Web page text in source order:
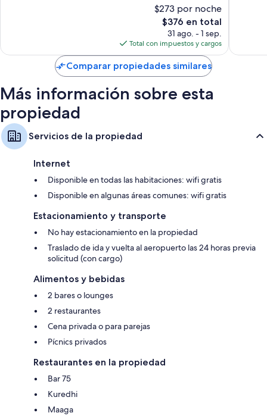
$273 por noche
El
precio
actual
es
de
$376
$376 en total
31 ago. - 1 sep.
Total con impuestos y cargos
Comparar propiedades similares
Más información sobre esta
propiedad
Servicios de la propiedad
Internet
Disponible en todas las habitaciones: wifi gratis
Disponible en algunas áreas comunes: wifi gratis
Estacionamiento y transporte
No hay estacionamiento en la propiedad
Traslado de ida y vuelta al aeropuerto las 24 horas previa
solicitud (con cargo)
Alimentos y bebidas
2 bares o lounges
2 restaurantes
Cena privada o para parejas
Pícnics privados
Restaurantes en la propiedad
Bar 75
Kuredhi
Maaga